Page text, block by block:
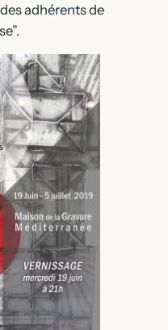
adhérents de